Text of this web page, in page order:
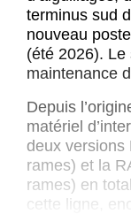
terminus sud
nouveau
(été 2026).
maintenance
Depuis
matériel
deux versions
rames) et la
rames) en
cette ligne,